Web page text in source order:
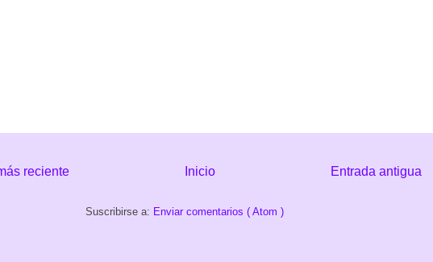
reciente Entrada antigua
Inicio
Suscribirse a: Enviar comentarios ( Atom )